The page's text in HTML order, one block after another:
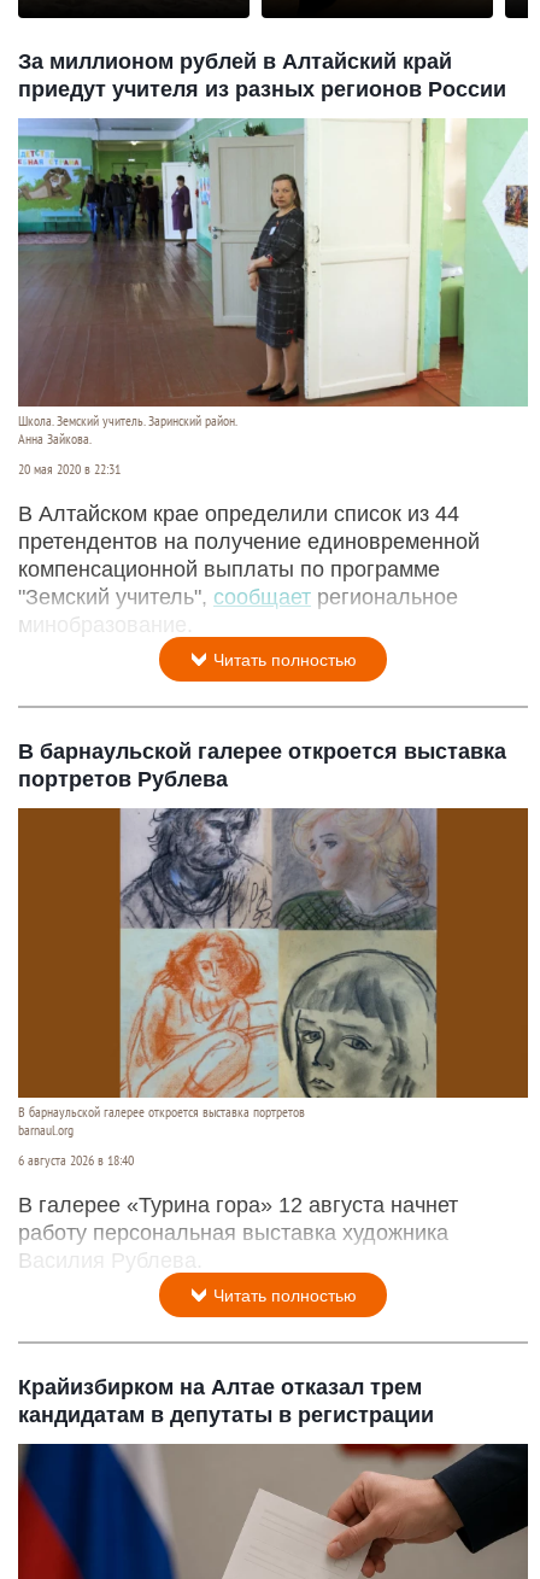
За миллионом рублей в Алтайский край
приедут учителя из разных регионов России
Школа. Земский учитель. Заринский район.
Анна Зайкова.
20 мая 2020 в 22:31
В Алтайском крае определили список из 44
претендентов на получение единовременной
компенсационной выплаты по программе
"Земский учитель", сообщает региональное
минобразование.
Читать полностью
В барнаульской галерее откроется выставка
портретов Рублева
В барнаульской галерее откроется выставка портретов
barnaul.org
6 августа 2026 в 18:40
В галерее «Турина гора» 12 августа начнет
работу персональная выставка художника
Василия Рублева.
Читать полностью
Крайизбирком на Алтае отказал трем
кандидатам в депутаты в регистрации